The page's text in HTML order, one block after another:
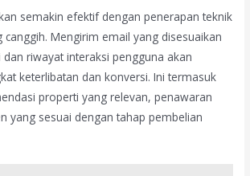
semakin efektif dengan penerapan teknik
canggih. Mengirim email yang disesuaikan
riwayat interaksi pengguna akan
keterlibatan dan konversi. Ini termasuk
properti yang relevan, penawaran
yang sesuai dengan tahap pembelian